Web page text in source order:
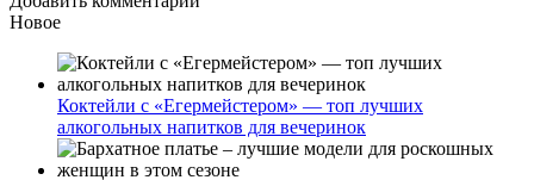
Новое
Коктейли с «Егермейстером» — топ лучших
алкогольных напитков для вечеринок